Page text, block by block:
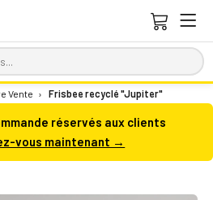
Vente › Frisbee recyclé "Jupiter"
réservés aux clients
vous maintenant →